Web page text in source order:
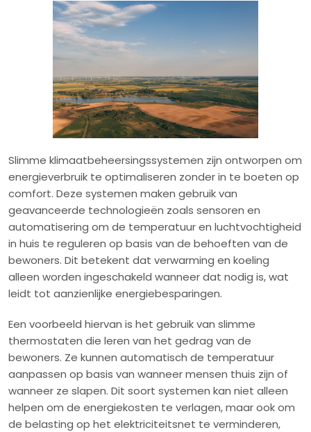
Slimme klimaatbeheersingssystemen zijn ontworpen om
energieverbruik te optimaliseren zonder in te boeten op
comfort. Deze systemen maken gebruik van
geavanceerde technologieën zoals sensoren en
automatisering om de temperatuur en luchtvochtigheid
in huis te reguleren op basis van de behoeften van de
bewoners. Dit betekent dat verwarming en koeling
alleen worden ingeschakeld wanneer dat nodig is, wat
leidt tot aanzienlijke energiebesparingen.
Een voorbeeld hiervan is het gebruik van slimme
thermostaten die leren van het gedrag van de
bewoners. Ze kunnen automatisch de temperatuur
aanpassen op basis van wanneer mensen thuis zijn of
wanneer ze slapen. Dit soort systemen kan niet alleen
helpen om de energiekosten te verlagen, maar ook om
de belasting op het elektriciteitsnet te verminderen,